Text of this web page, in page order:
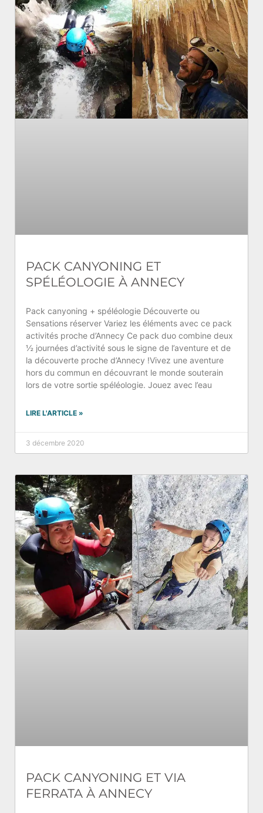
PACK CANYONING ET
SPÉLÉOLOGIE À ANNECY
Pack canyoning + spéléologie Découverte ou
Sensations réserver Variez les éléments avec ce pack
activités proche d’Annecy Ce pack duo combine deux
½ journées d’activité sous le signe de l’aventure et de
la découverte proche d’Annecy !Vivez une aventure
hors du commun en découvrant le monde souterain
lors de votre sortie spéléologie. Jouez avec l’eau
LIRE L'ARTICLE »
3 décembre 2020
PACK CANYONING ET VIA
FERRATA À ANNECY